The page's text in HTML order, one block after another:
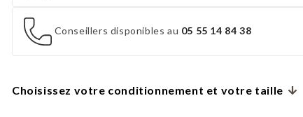
Conseillers disponibles au 05 55 14 84 38
Choisissez votre conditionnement et votre taille